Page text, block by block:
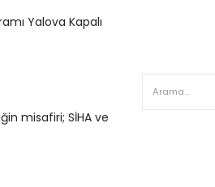
Yalova Kapalı
misafiri; SİHA ve